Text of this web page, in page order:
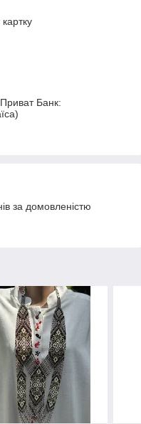
Банк:
за домовленістю